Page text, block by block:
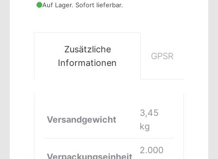
Auf Lager. Sofort lieferbar.
Zusätzliche
Informationen
GPSR
Versandgewicht
3,45
kg
Verpackungseinheit
2.000